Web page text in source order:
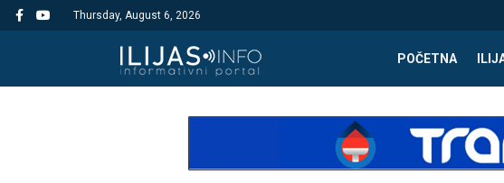
Thursday, August 6, 2026
POČETNA